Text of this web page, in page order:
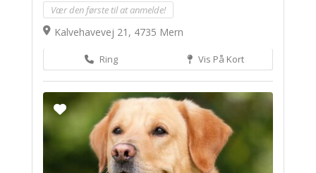
Vær den første til at anmelde!
Kalvehavevej 21, 4735 Mern
Ring Vis På Kort